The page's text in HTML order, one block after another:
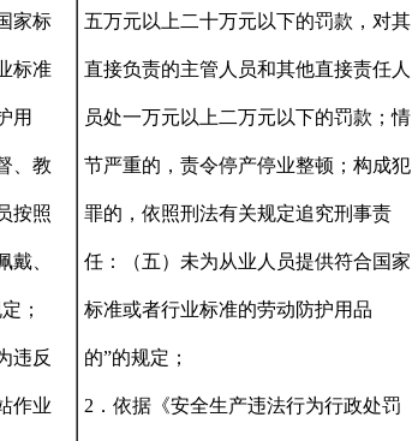
家标
标准
用
、教
按照
戴、
；
违反
作业
五万元以上二十万元以下的罚款，对其
直接负责的主管人员和其他直接责任人
员处一万元以上二万元以下的罚款；情
节严重的，责令停产停业整顿；构成犯
罪的，依照刑法有关规定追究刑事责
任：（五）未为从业人员提供符合国家
标准或者行业标准的劳动防护用品
的”的规定；
2．依据《安全生产违法行为行政处罚